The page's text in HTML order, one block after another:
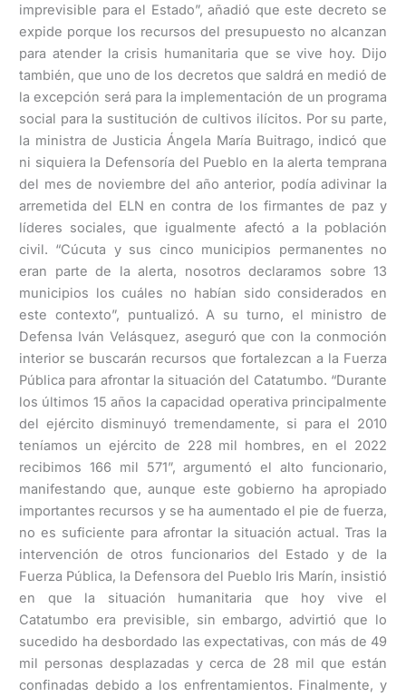
imprevisible para el Estado”, añadió que este decreto se
expide porque los recursos del presupuesto no alcanzan
para atender la crisis humanitaria que se vive hoy. Dijo
también, que uno de los decretos que saldrá en medió de
la excepción será para la implementación de un programa
social para la sustitución de cultivos ilícitos. Por su parte,
la ministra de Justicia Ángela María Buitrago, indicó que
ni siquiera la Defensoría del Pueblo en la alerta temprana
del mes de noviembre del año anterior, podía adivinar la
arremetida del ELN en contra de los firmantes de paz y
líderes sociales, que igualmente afectó a la población
civil. “Cúcuta y sus cinco municipios permanentes no
eran parte de la alerta, nosotros declaramos sobre 13
municipios los cuáles no habían sido considerados en
este contexto”, puntualizó. A su turno, el ministro de
Defensa Iván Velásquez, aseguró que con la conmoción
interior se buscarán recursos que fortalezcan a la Fuerza
Pública para afrontar la situación del Catatumbo. “Durante
los últimos 15 años la capacidad operativa principalmente
del ejército disminuyó tremendamente, si para el 2010
teníamos un ejército de 228 mil hombres, en el 2022
recibimos 166 mil 571”, argumentó el alto funcionario,
manifestando que, aunque este gobierno ha apropiado
importantes recursos y se ha aumentado el pie de fuerza,
no es suficiente para afrontar la situación actual. Tras la
intervención de otros funcionarios del Estado y de la
Fuerza Pública, la Defensora del Pueblo Iris Marín, insistió
en que la situación humanitaria que hoy vive el
Catatumbo era previsible, sin embargo, advirtió que lo
sucedido ha desbordado las expectativas, con más de 49
mil personas desplazadas y cerca de 28 mil que están
confinadas debido a los enfrentamientos. Finalmente, y